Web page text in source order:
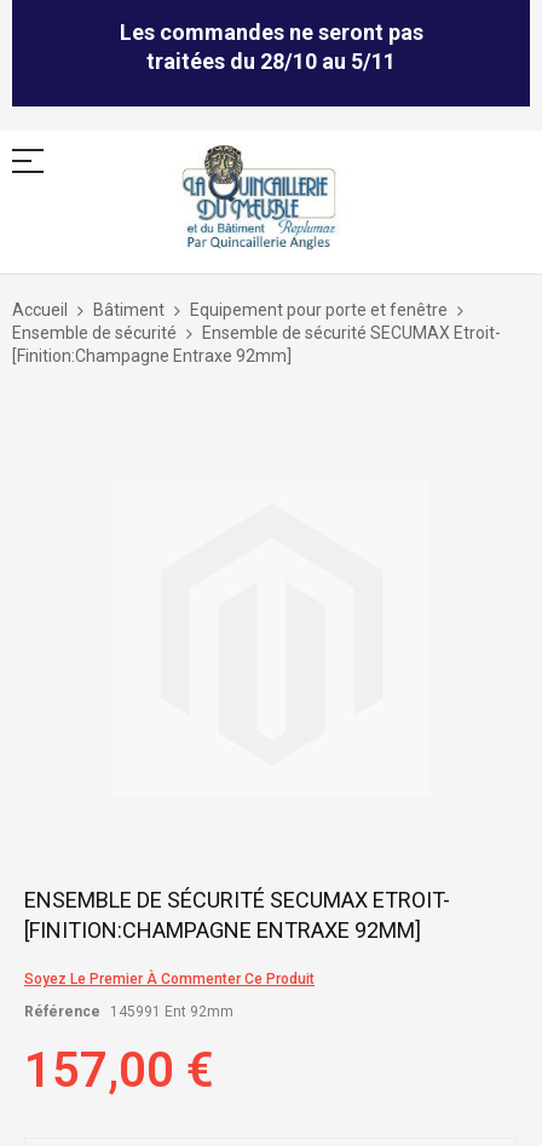
Les commandes ne seront pas
traitées du 28/10 au 5/11
Allez
contenu
Accueil Bâtiment
Equipement pour porte et fenêtre
Ensemble de sécurité
Ensemble de sécurité SECUMAX Etroit-
[Finition:Champagne Entraxe 92mm]
Skip
the
of
images
ENSEMBLE DE SÉCURITÉ SECUMAX ETROIT-
[FINITION:CHAMPAGNE ENTRAXE 92MM]
Soyez Le Premier À Commenter Ce Produit
Référence
145991 Ent 92mm
157,00 €